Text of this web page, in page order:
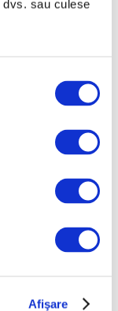
dvs. sau culese
Afişare